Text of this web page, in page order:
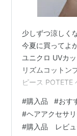
少しずつ涼しく
今夏に買ってよ
ユニクロ UVカ
リズムコットン
ピース POTETE
クス CC プライ
ーパウダーNEO
来夏の自分へ ユ
#購入品 #おす
#ヘアアクセサ
#購入品 レビュ